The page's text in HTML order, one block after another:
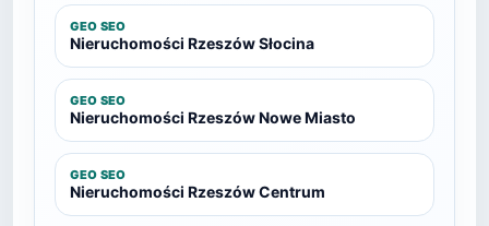
GEO SEO
Nieruchomości Rzeszów Słocina
GEO SEO
Nieruchomości Rzeszów Nowe Miasto
GEO SEO
Nieruchomości Rzeszów Centrum